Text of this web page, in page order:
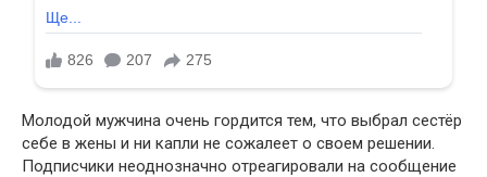
Молодой мужчина очень гордится тем, что выбрал сестёр
себе в жены и ни капли не сожалеет о своем решении.
Подписчики неоднозначно отреагировали на сообщение